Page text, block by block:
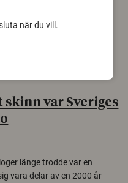
skinn var Sveriges
länge trodde var en
vara delar av en 2000 år
när du vill.